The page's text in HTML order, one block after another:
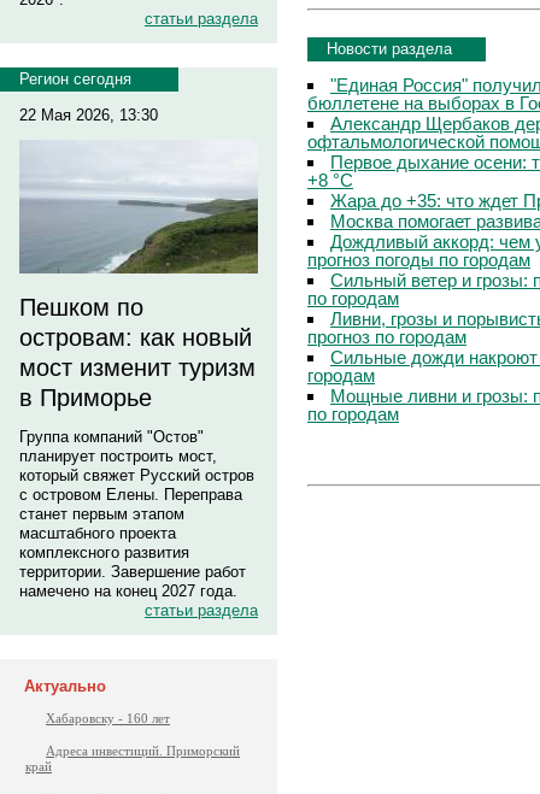
статьи раздела
Регион сегодня
22 Мая 2026, 13:30
Пешком по
островам: как новый
мост изменит туризм
в Приморье
Группа компаний "Остов"
планирует построить мост,
который свяжет Русский остров
с островом Елены. Переправа
станет первым этапом
масштабного проекта
комплексного развития
территории. Завершение работ
намечено на конец 2027 года.
статьи раздела
Актуально
Хабаровску - 160 лет
Адреса инвестиций. Приморский
край
Новости раздела
"Единая Россия"
бюллетене на выборах в
Александр Щербаков
офтальмологической
Первое дыхание осени:
+8 °C
Жара до +35: что ждет
Москва помогает
Дождливый аккорд: чем
прогноз погоды по городам
Сильный ветер и грозы:
по городам
Ливни, грозы и
прогноз по городам
Сильные дожди
городам
Мощные ливни и грозы:
по городам